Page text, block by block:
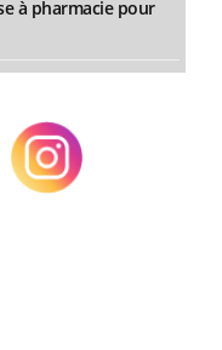
à pharmacie pour